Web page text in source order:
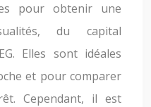
pour obtenir une
du capital
Elles sont idéales
et pour comparer
Cependant, il est